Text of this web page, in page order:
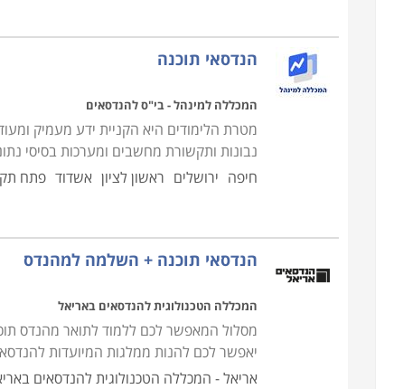
הנדסאי תוכנה
המכללה למינהל - בי"ס להנדסאים
מטרת הלימודים היא הקניית ידע מעמיק
נבונות ותקשורת מחשבים ומערכות בסיסי
חיפה ירושלים ראשון לציון אשדוד פתח
הנדסאי תוכנה + השלמה למהנדס
המכללה הטכנולוגית להנדסאים באריאל
מסלול המאפשר לכם ללמוד לתואר מהנדס
יאפשר לכם להנות ממלגות המיועדות
אריאל - המכללה הטכנולוגית להנדסאים